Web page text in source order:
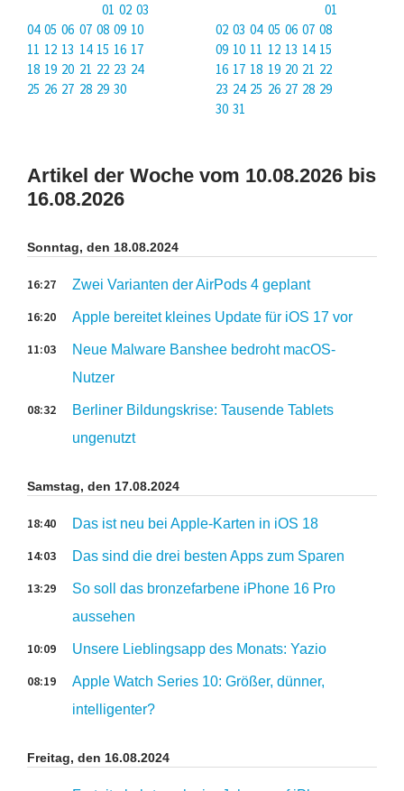
01 02 03
04 05 06 07 08 09 10
11 12 13 14 15 16 17
18 19 20 21 22 23 24
25 26 27 28 29 30
01
02 03 04 05 06 07 08
09 10 11 12 13 14 15
16 17 18 19 20 21 22
23 24 25 26 27 28 29
30 31
Artikel der Woche vom 10.08.2026 bis
16.08.2026
Sonntag, den 18.08.2024
Zwei Varianten der AirPods 4 geplant
16:27
Apple bereitet kleines Update für iOS 17 vor
16:20
Neue Malware Banshee bedroht macOS-
Nutzer
11:03
Berliner Bildungskrise: Tausende Tablets
ungenutzt
08:32
Samstag, den 17.08.2024
Das ist neu bei Apple-Karten in iOS 18
18:40
Das sind die drei besten Apps zum Sparen
14:03
So soll das bronzefarbene iPhone 16 Pro
aussehen
13:29
Unsere Lieblingsapp des Monats: Yazio
10:09
Apple Watch Series 10: Größer, dünner,
intelligenter?
08:19
Freitag, den 16.08.2024